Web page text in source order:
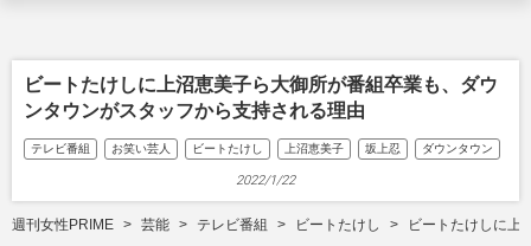
ビートたけしに上沼恵美子ら大御所が番組卒業も、ダウ
ンタウンがスタッフから支持される理由
テレビ番組 お笑い芸人 ビートたけし 上沼恵美子 坂上忍 ダウンタウン
2022/1/22
週刊女性PRIME 芸能 テレビ番組 ビートたけし ビートたけしに上